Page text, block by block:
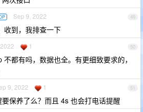
49
Sep 9, 2022
收到，我排查一下
50
1
都有吗，数据也全。有更细致要求的，
51
9, 2022 1
保养了么？而且 4s 也会打电话提醒